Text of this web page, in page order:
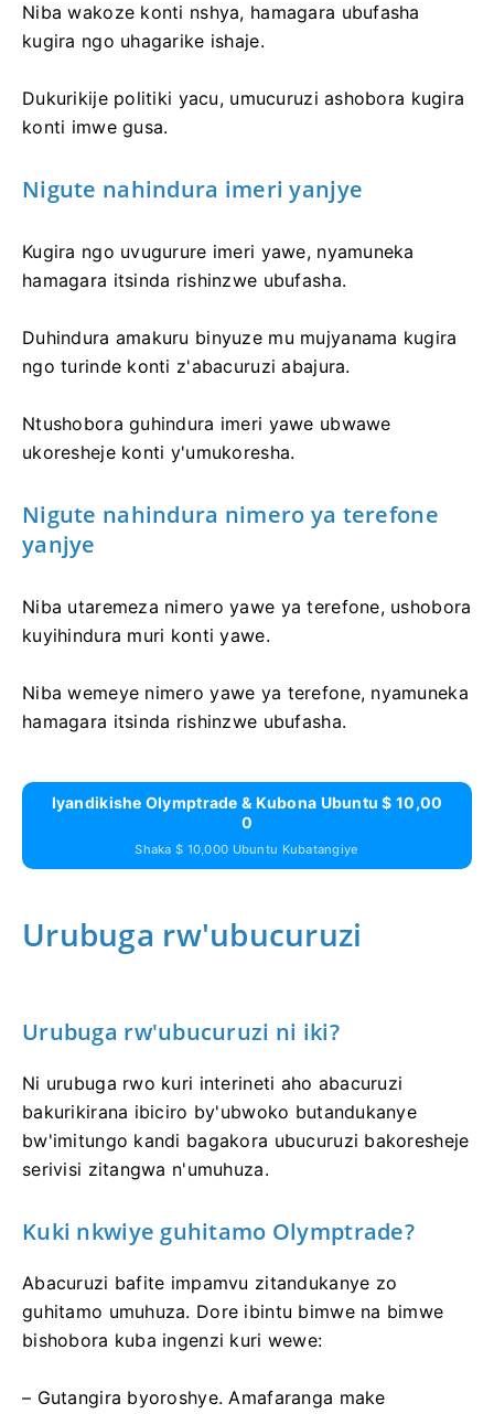
Niba wakoze konti nshya, hamagara ubufasha
kugira ngo uhagarike ishaje.
Dukurikije politiki yacu, umucuruzi ashobora kugira
konti imwe gusa.
Nigute nahindura imeri yanjye
Kugira ngo uvugurure imeri yawe, nyamuneka
hamagara itsinda rishinzwe ubufasha.
Duhindura amakuru binyuze mu mujyanama kugira
ngo turinde konti z'abacuruzi abajura.
Ntushobora guhindura imeri yawe ubwawe
ukoresheje konti y'umukoresha.
Nigute nahindura nimero ya terefone
yanjye
Niba utaremeza nimero yawe ya terefone, ushobora
kuyihindura muri konti yawe.
Niba wemeye nimero yawe ya terefone, nyamuneka
hamagara itsinda rishinzwe ubufasha.
Iyandikishe Olymptrade & Kubona Ubuntu $ 10,00
0
Shaka $ 10,000 Ubuntu Kubatangiye
Urubuga rw'ubucuruzi
Urubuga rw'ubucuruzi ni iki?
Ni urubuga rwo kuri interineti aho abacuruzi
bakurikirana ibiciro by'ubwoko butandukanye
bw'imitungo kandi bagakora ubucuruzi bakoresheje
serivisi zitangwa n'umuhuza.
Kuki nkwiye guhitamo Olymptrade?
Abacuruzi bafite impamvu zitandukanye zo
guhitamo umuhuza. Dore ibintu bimwe na bimwe
bishobora kuba ingenzi kuri wewe:
– Gutangira byoroshye. Amafaranga make